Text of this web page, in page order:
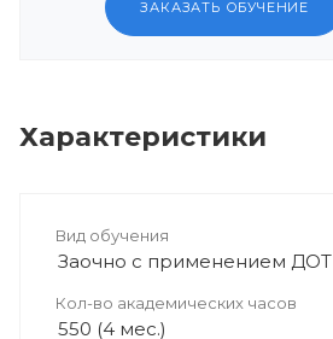
ЗАКАЗАТЬ ОБУЧЕНИЕ
Характеристики
Вид обучения
Заочно с применением ДОТ
Кол-во академических часов
550 (4 мес.)